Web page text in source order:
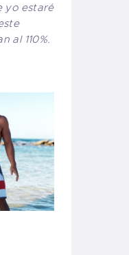
yo estaré
al 110%.